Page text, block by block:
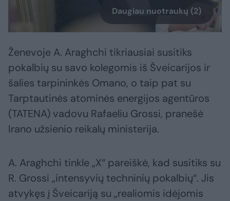
Daugiau nuotraukų (2)
Ženevoje A. Araghchi tikriausiai susitiks
pokalbių su savo kolegomis iš Šveicarijos ir
šalies tarpininkės Omano, o taip pat su
Tarptautinės atominės energijos agentūros
(TATENA) vadovu Rafaeliu Grossi, pranešė
Irano užsienio reikalų ministerija.
A. Araghchi tinkle „X“ pareiškė, kad susitiks su
R. Grossi „intensyvių techninių pokalbių“. Jis
atvykęs į Šveicariją su „realiomis idėjomis